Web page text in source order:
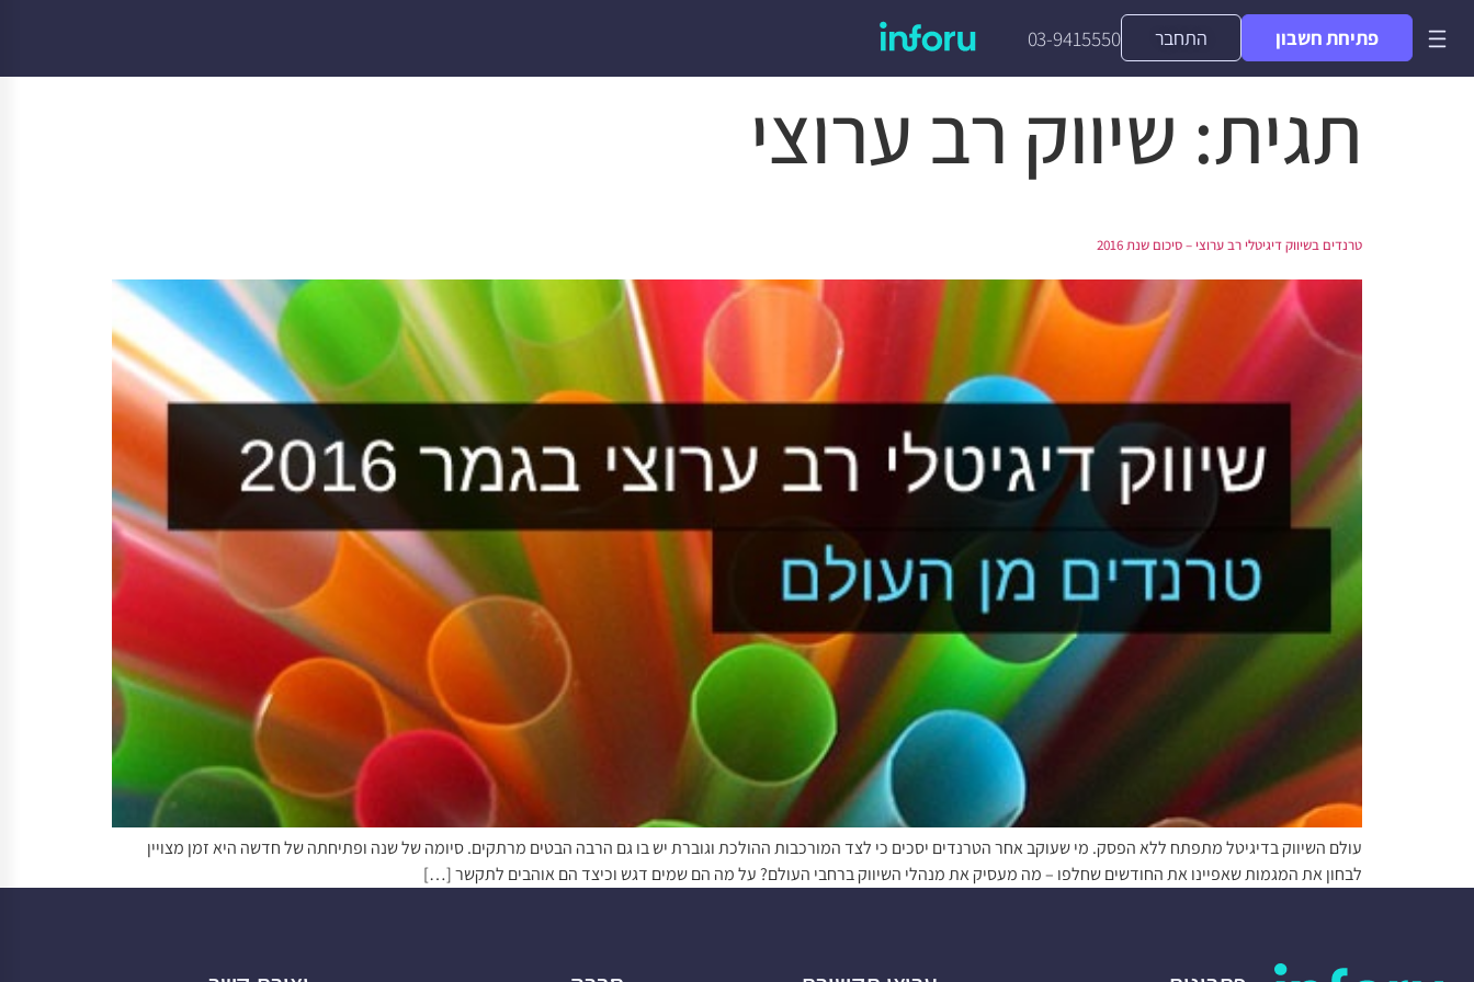
03-9415550 התחבר פתיחת חשבון
תגית: שיווק רב ערוצי
טרנדים בשיווק דיגיטלי רב ערוצי – סיכום שנת 2016
עולם השיווק בדיגיטל מתפתח ללא הפסק. מי שעוקב אחר הטרנדים יסכים כי לצד המורכבות ההולכת וגוברת יש בו גם הרבה הבטים מרתקים. סיומה של שנה ופתיחתה של חדשה היא זמן מצויין
לבחון את המגמות שאפיינו את החודשים שחלפו – מה מעסיק את מנהלי השיווק ברחבי העולם? על מה הם שמים דגש וכיצד הם אוהבים לתקשר […]